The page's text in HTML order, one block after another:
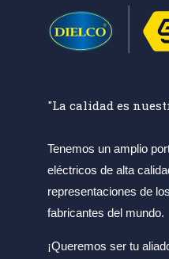
"La calidad es
Tenemos un amplio
eléctricos de alta
representaciones de
fabricantes del mundo.
¡Queremos ser tu